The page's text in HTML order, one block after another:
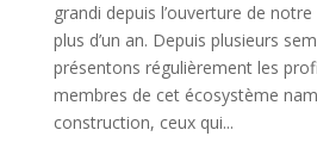
grandi depuis l’ouverture de
plus d’un an. Depuis plusieurs
présentons régulièrement les
membres de cet écosystème
construction, ceux qui...